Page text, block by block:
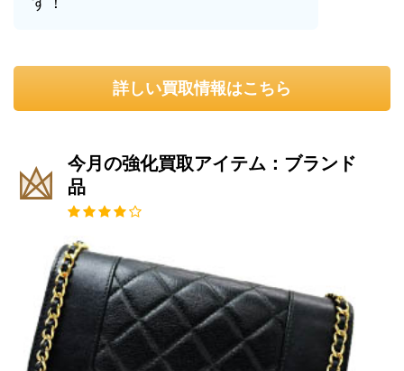
詳しい買取情報はこちら
今月の強化買取アイテム：ブランド
品